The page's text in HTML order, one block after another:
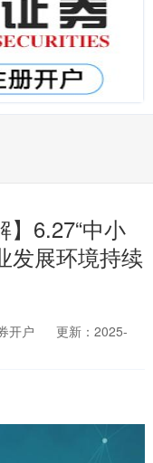
6.27“中小
发展环境持续
开户
更新：2025-